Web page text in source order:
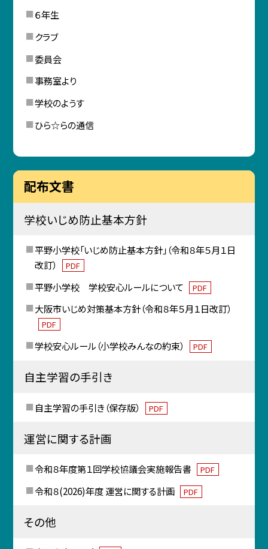
６年生
クラブ
委員会
事務室より
学校のようす
ひら☆らの通信
配布文書
学校いじめ防止基本方針
平野小学校「いじめ防止基本方針」（令和８年５月１日
改訂）
PDF
平野小学校 学校安心ルールについて PDF
大阪市いじめ対策基本方針（令和８年５月１日改訂）
PDF
学校安心ルール（小学校みんなの約束） PDF
自主学習の手引き
自主学習の手引き（保存版） PDF
運営に関する計画
令和８年度第１回学校協議会実施報告書 PDF
令和８(2026)年度 運営に関する計画 PDF
その他